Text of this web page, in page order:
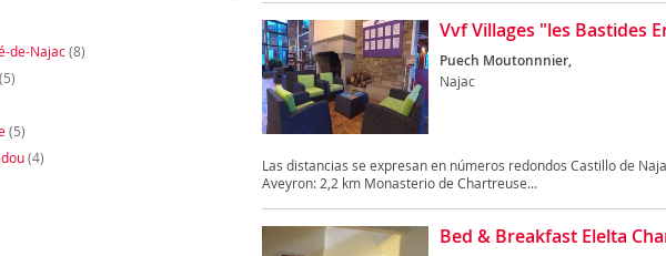
de-Najac(8)
(5)
(5)
(4)
Vvf Villages "les Bastides
Puech Moutonnnier,
Najac
Las distancias se expresan en números redondos Castillo de
Aveyron: 2,2 km Monasterio de Chartreuse...
Bed & Breakfast Elelta